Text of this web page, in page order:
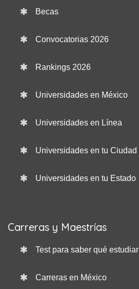
Becas
Convocatorias 2026
Rankings 2026
Universidades en México
Universidades en Línea
Universidades en tu Ciudad
Universidades en tu Estado
Carreras y Maestrías
Test para saber qué estudiar
Carreras en México